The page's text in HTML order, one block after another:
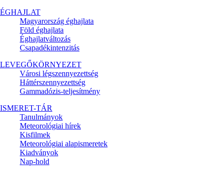
ÉGHAJLAT
Magyarország éghajlata
Föld éghajlata
Éghajlatváltozás
Csapadékintenzitás
LEVEGŐKÖRNYEZET
Városi légszennyezettség
Háttérszennyezettség
Gammadózis-teljesítmény
ISMERET-TÁR
Tanulmányok
Meteorológiai hírek
Kisfilmek
Meteorológiai alapismeretek
Kiadványok
Nap-hold